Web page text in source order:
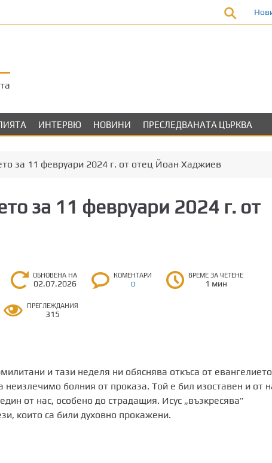
ИНТЕРВЮ НОВИНИ ПРЕСЛЕДВАНАТА ЦЪРКВА
за 11 февруари 2024 г. от отец Йоан Хаджиев
за 11 февруари 2024 г. от
ОБНОВЕНА НА
02.07.2026
КОМЕНТАРИ
0
ВРЕМЕ ЗА ЧЕТЕНЕ
1 мин
ПРЕГЛЕЖДАНИЯ
315
и тази неделя ни обяснява откъса от евангелието
болния от проказа. Той е бил изоставен и от
от нас, особено до страдащия. Исус „възкресява”
които са били духовно прокажени.